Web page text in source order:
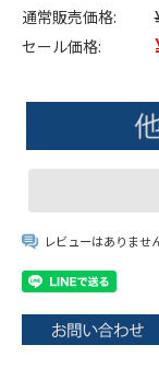
通常販売価格:
セール価格:
レビューはありませ